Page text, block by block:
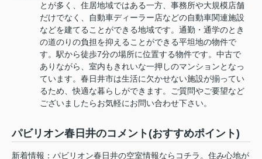
とが多く、住居地域ではある一方、事務所や大規模店舗
だけでなく、自動車ディーラー店などの自動車関連施設
などを建てることができる地域です。通勤・通学のとき
の道のりの負担を抑えることができる平坦地の物件で
す。駅から徒歩7分の場所に位置する物件です。中古で
ありながら、室内もきれいな一押しのマンションとなっ
ています。春日井市は生活に欠かせない施設が揃ってい
るため、快適な暮らしができます。ご質問やご要望など
ございましたらお気軽にお問い合わせ下さい。
パビリオン春日井のコメント(おすすめポイント)
新着情報：パビリオン春日井の空室情報ならコチラ。住み心地が